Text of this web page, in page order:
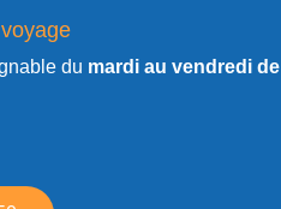
du mardi au vendredi de